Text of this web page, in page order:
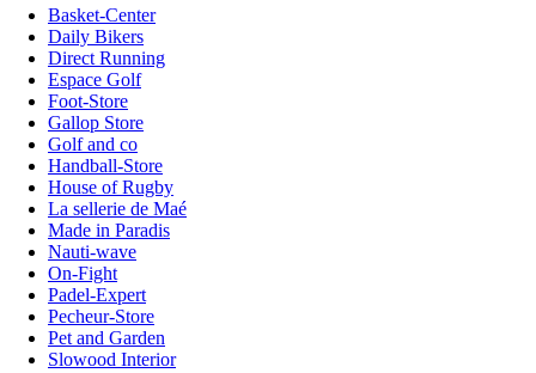
Basket-Center
Daily Bikers
Direct Running
Espace Golf
Foot-Store
Gallop Store
Golf and co
Handball-Store
House of Rugby
La sellerie de Maé
Made in Paradis
Nauti-wave
On-Fight
Padel-Expert
Pecheur-Store
Pet and Garden
Slowood Interior